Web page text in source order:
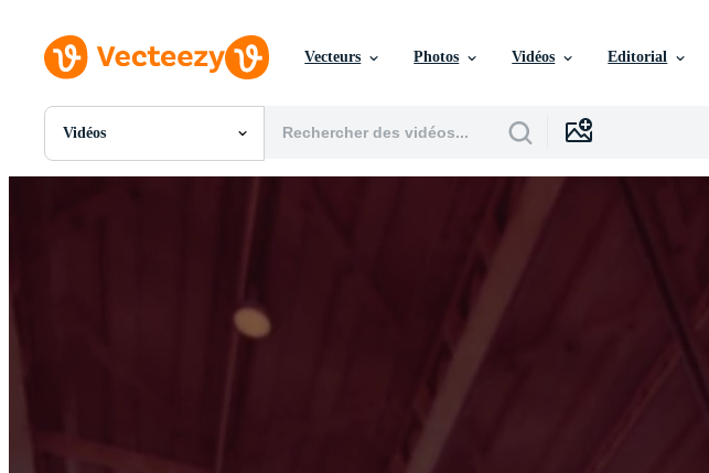
Vecteurs Photos Vidéos Editorial
Vidéos
Toutes Images